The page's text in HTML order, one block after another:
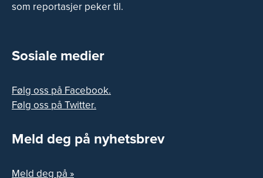
som reportasjer peker til.
Sosiale medier
Følg oss på Facebook.
Følg oss på Twitter.
Meld deg på nyhetsbrev
Meld deg på »